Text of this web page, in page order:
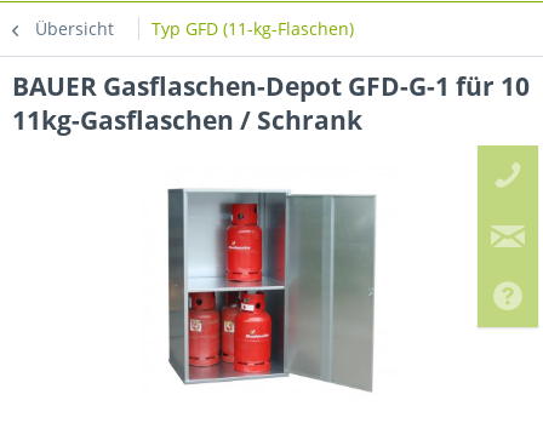
Übersicht Typ GFD (11-kg-Flaschen)
BAUER Gasflaschen-Depot GFD-G-1 für 10
11kg-Gasflaschen / Schrank